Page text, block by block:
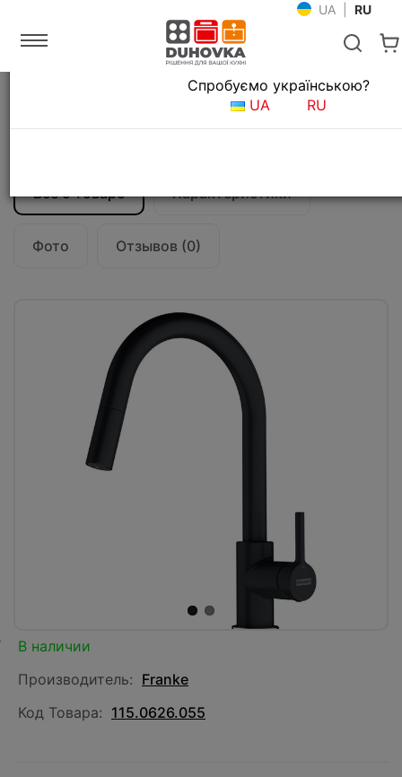
UA RU
Мойки и смесители Смесители для кухни
Смеситель кухонный Franke Lina
Все о товаре Характеристики
Фото Отзывов (0)
Язык магазина
Спробуємо українською?
UA
RU
В наличии
Производитель: Franke
Код Товара: 115.0626.055